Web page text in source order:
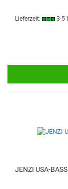
Lieferzeit: 3-5
JENZI USA-